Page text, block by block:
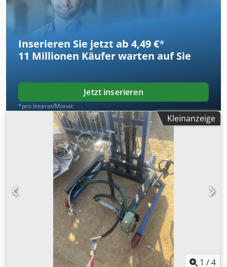
Inserieren Sie jetzt ab 4,49 €*
11 Millionen Käufer warten auf Sie
Jetzt inserieren
*pro Inserat/Monat
Kleinanzeige
1 /4